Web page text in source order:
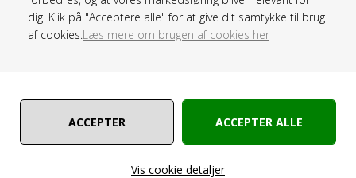
dig. Klik på "Acceptere alle" for at give dit samtykke til brug
af cookies.Læs mere om brugen af cookies her
Vis cookie detaljer
TILBUD